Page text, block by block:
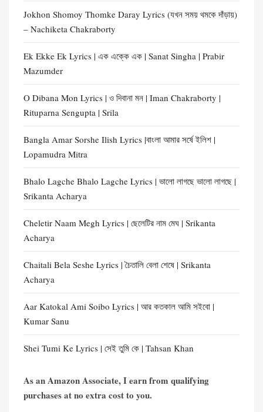
Jokhon Shomoy Thomke Daray Lyrics (যখন সময় থমকে দাঁড়ায়)
– Nachiketa Chakraborty
Ek Ekke Ek Lyrics | এক এক্কে এক | Sanat Singha | Prabir
Mazumder
O Dibana Mon Lyrics | ও দিবানা মন | Iman Chakraborty |
Rituparna Sengupta | Srila
Bangla Amar Sorshe Ilish Lyrics |বাংলা আমার সর্ষে ইলিশ |
Lopamudra Mitra
Bhalo Lagche Bhalo Lagche Lyrics | ভালো লাগছে ভালো লাগছে |
Srikanta Acharya
Cheletir Naam Megh Lyrics | ছেলেটির নাম মেঘ | Srikanta
Acharya
Chaitali Bela Seshe Lyrics | চৈতালি বেলা শেষে | Srikanta
Acharya
Aar Katokal Ami Soibo Lyrics | আর কতকাল আমি সইবো |
Kumar Sanu
Shei Tumi Ke Lyrics | সেই তুমি কে | Tahsan Khan
As an Amazon Associate, I earn from qualifying
purchases at no extra cost to you.